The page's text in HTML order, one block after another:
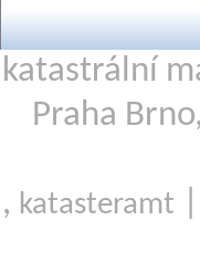
katastrální
Praha
, katasteramt